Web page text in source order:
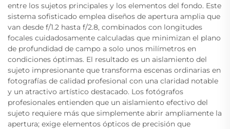
entre los sujetos principales y los elementos del fondo. Este
sistema sofisticado emplea diseños de apertura amplia que
van desde f/1.2 hasta f/2.8, combinados con longitudes
focales cuidadosamente calculadas que minimizan el plano
de profundidad de campo a solo unos milímetros en
condiciones óptimas. El resultado es un aislamiento del
sujeto impresionante que transforma escenas ordinarias en
fotografías de calidad profesional con una claridad notable
y un atractivo artístico destacado. Los fotógrafos
profesionales entienden que un aislamiento efectivo del
sujeto requiere más que simplemente abrir ampliamente la
apertura; exige elementos ópticos de precisión que